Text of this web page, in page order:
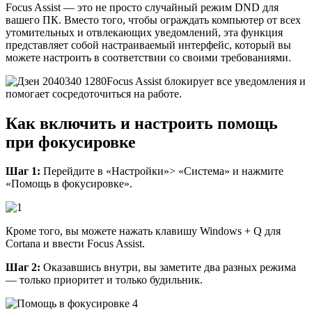
Focus Assist — это не просто случайный режим DND для
вашего ПК. Вместо того, чтобы ограждать компьютер от всех
утомительных и отвлекающих уведомлений, эта функция
представляет собой настраиваемый интерфейс, который вы
можете настроить в соответствии со своими требованиями.
Focus Assist блокирует все уведомления и
помогает сосредоточиться на работе.
Как включить и настроить помощь
при фокусировке
Шаг 1: Перейдите в «Настройки»> «Система» и нажмите
«Помощь в фокусировке».
Кроме того, вы можете нажать клавишу Windows + Q для
Cortana и ввести Focus Assist.
Шаг 2: Оказавшись внутри, вы заметите два разных режима
— только приоритет и только будильник.